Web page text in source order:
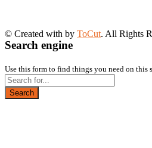
© Created with by ToCut. All Rights
Search engine
Use this form to find things you need on this
Search